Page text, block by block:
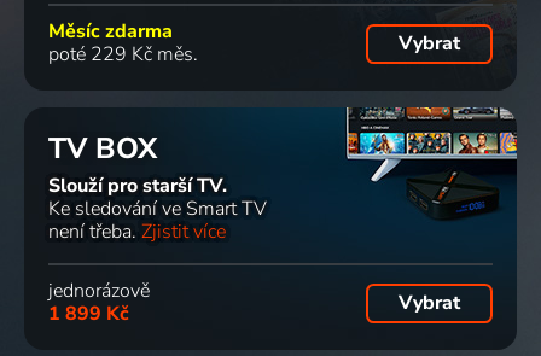
Měsíc zdarma
poté 229 Kč měs.
Vybrat
TV BOX
Slouží pro starší TV.
Ke sledování ve Smart TV
není třeba. Zjistit více
jednorázově
1 899 Kč
Vybrat